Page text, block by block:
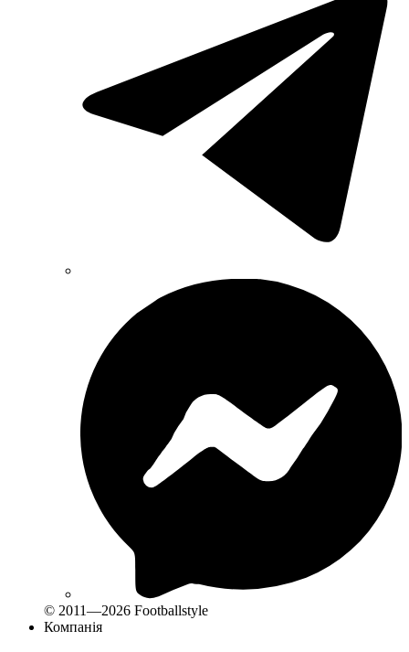
© 2011—2026 Footballstyle
Компанія